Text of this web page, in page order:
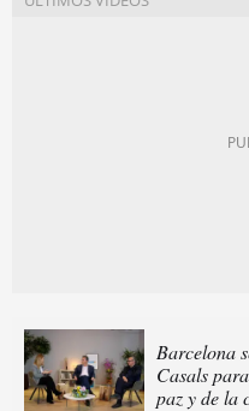
Barcelona
Casals
paz y de la